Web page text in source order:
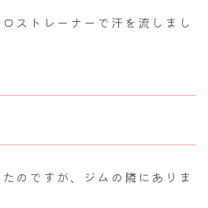
ストレーナーで汗を流しまし
のですが、ジムの隣にありま